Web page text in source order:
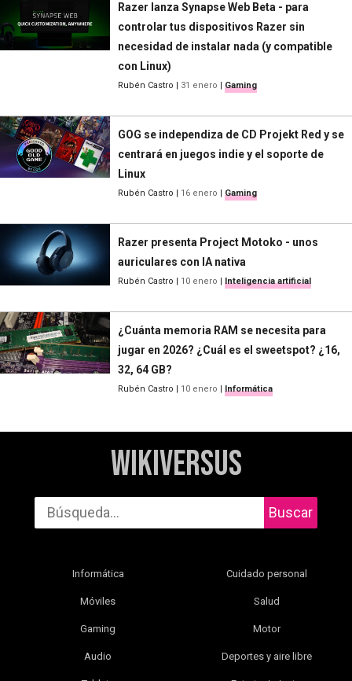
Razer lanza Synapse Web Beta - para
controlar tus dispositivos Razer sin
necesidad de instalar nada (y compatible
con Linux)
Rubén Castro | 31 enero | Gaming
GOG se independiza de CD Projekt Red y se
centrará en juegos indie y el soporte de
Linux
Rubén Castro | 16 enero | Gaming
Razer presenta Project Motoko - unos
auriculares con IA nativa
Rubén Castro | 10 enero | Inteligencia artificial
¿Cuánta memoria RAM se necesita para
jugar en 2026? ¿Cuál es el sweetspot? ¿16,
32, 64 GB?
Rubén Castro | 10 enero | Informática
WikiVersus
Buscar
Informática
Móviles
Gaming
Audio
Cuidado personal
Salud
Motor
Deportes y aire libre